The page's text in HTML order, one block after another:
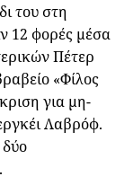
του στη
12 φορές μέσα
Πέτερ
«Φίλος
για μη-
Λαβρόφ.